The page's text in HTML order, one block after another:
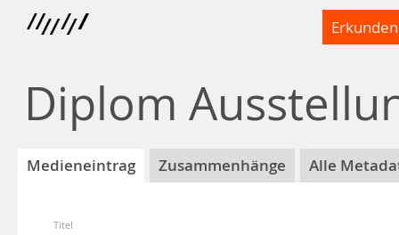
Erkunden
Diplom
Medieneintrag Zusammenhänge Alle
Titel